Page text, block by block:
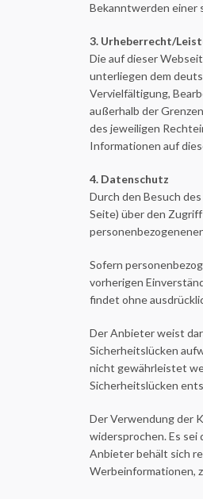
Bekanntwerden einer
3. Urheberrecht/
Die auf dieser
unterliegen dem
Vervielfältigung,
außerhalb der
des jeweiligen
Informationen auf
4. Datenschutz
Durch den Besuch
Seite) über den
Sofern
vorherigen
findet ohne
Der Anbieter weist
Sicherheitslücken
nicht gewährleistet
Sicherheitslücken
Der Verwendung der
widersprochen. Es
Anbieter behält sich
Werbeinformationen,